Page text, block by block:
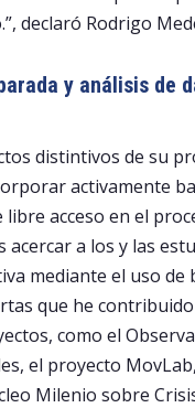
declaró Rodrigo
y análisis de
distintivos de su
activamente
libre acceso en el
acercar a los y las
mediante el uso de
que he
como el
el proyecto
Milenio sobre